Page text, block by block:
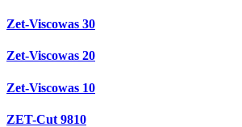
Zet-Viscowas 30
Zet-Viscowas 20
Zet-Viscowas 10
ZET-Cut 9810